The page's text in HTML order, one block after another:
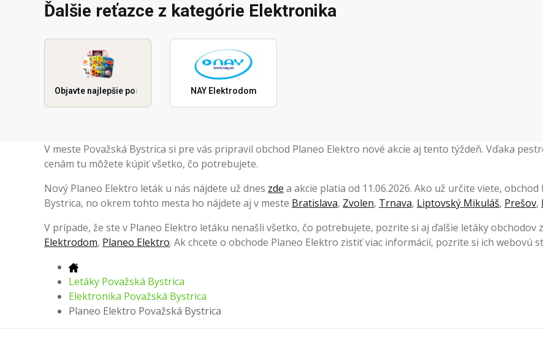
Ďalšie reťazce z kategórie Elektronika
Objavte najlepšie ponuky NAY Elektrodom
V meste Považská Bystrica si pre vás pripravil obchod Planeo Elektro nové akcie aj tento týždeň. Vďaka
cenám tu môžete kúpiť všetko, čo potrebujete.
Nový Planeo Elektro leták u nás nájdete už dnes zde a akcie platia od 11.06.2026. Ako už určite viete,
Bystrica, no okrem tohto mesta ho nájdete aj v meste Bratislava, Zvolen, Trnava, Liptovský Mikuláš, Prešov,
V prípade, že ste v Planeo Elektro letáku nenašli všetko, čo potrebujete, pozrite si aj ďalšie letáky obchodov
Elektrodom, Planeo Elektro. Ak chcete o obchode Planeo Elektro zistiť viac informácií, pozrite si ich webovú
Letáky Považská Bystrica
Elektronika Považská Bystrica
Planeo Elektro Považská Bystrica